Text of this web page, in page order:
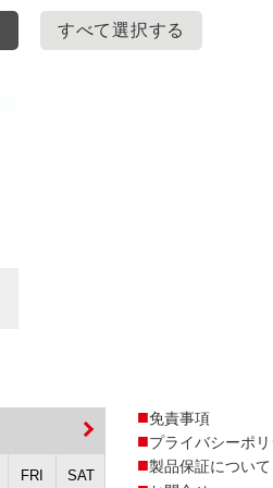
すべて選択する
FRI SAT
免責事項
プライバシーポ
製品保証について